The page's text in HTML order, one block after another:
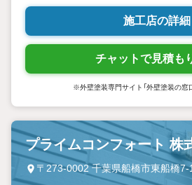
施工店の詳細
チャットで見積も
※外壁塗装専門サイト「外壁塗装の窓
プライムコンフォート 株
〒273-0002 千葉県船橋市東船橋7-